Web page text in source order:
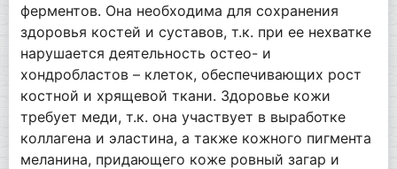
ферментов. Она необходима для сохранения
здоровья костей и суставов, т.к. при ее нехватке
нарушается деятельность остео- и
хондробластов – клеток, обеспечивающих рост
костной и хрящевой ткани. Здоровье кожи
требует меди, т.к. она участвует в выработке
коллагена и эластина, а также кожного пигмента
меланина, придающего коже ровный загар и